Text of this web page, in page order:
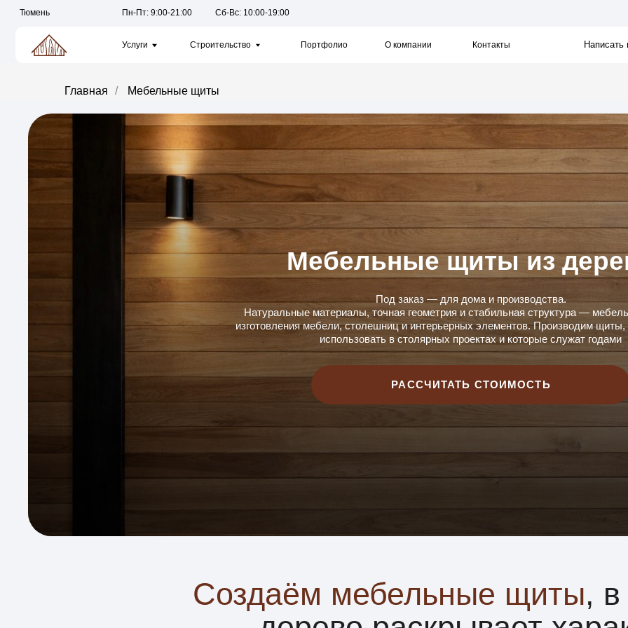
Услуги
Тюмень
Строительство Портфолио
Сб-Вс: 10:00-19:00
Пн-Пт: 9:00-21:00
Написать в WhatsApp
Главная / Мебельные щиты
РАССЧИТАТЬ СТОИМОСТЬ
Под заказ — для дома и производства.
Натуральные материалы, точная геометрия и стабильная структура — мебельные щиты для
использовать в столярных проектах и которые служат годами
Мебельные щиты из дерева
Создаём мебельные щиты, в